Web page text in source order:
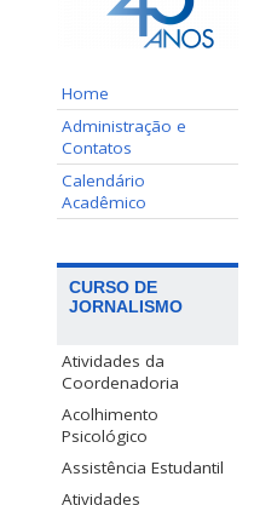
Home
Administração e
Contatos
Calendário
Acadêmico
CURSO DE
JORNALISMO
Atividades da
Coordenadoria
Acolhimento
Psicológico
Assistência Estudantil
Atividades